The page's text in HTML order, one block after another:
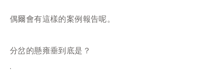
偶爾會有這樣的案例報告呢。
分岔的懸雍垂到底是？
.